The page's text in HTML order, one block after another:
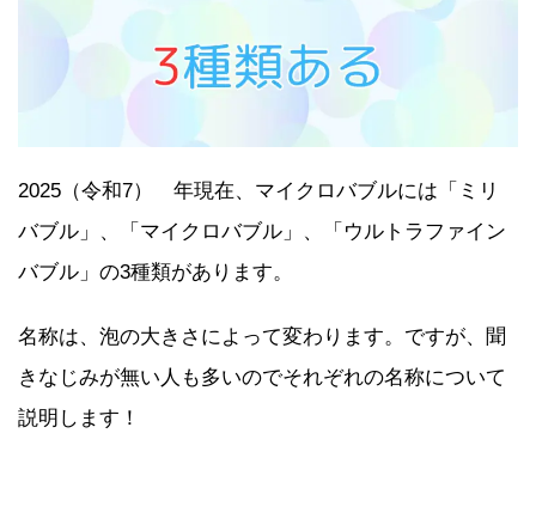
2025（令和7） 年現在、マイクロバブルには「ミリ
バブル」、「マイクロバブル」、「ウルトラファイン
バブル」の3種類があります。
名称は、泡の大きさによって変わります。ですが、聞
きなじみが無い人も多いのでそれぞれの名称について
説明します！